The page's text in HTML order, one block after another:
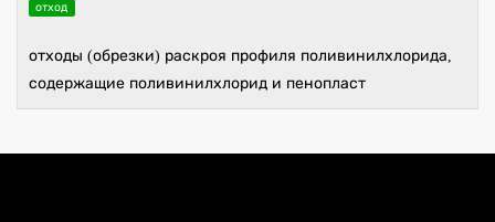
отход
отходы (обрезки) раскроя профиля поливинилхлорида,
содержащие поливинилхлорид и пенопласт